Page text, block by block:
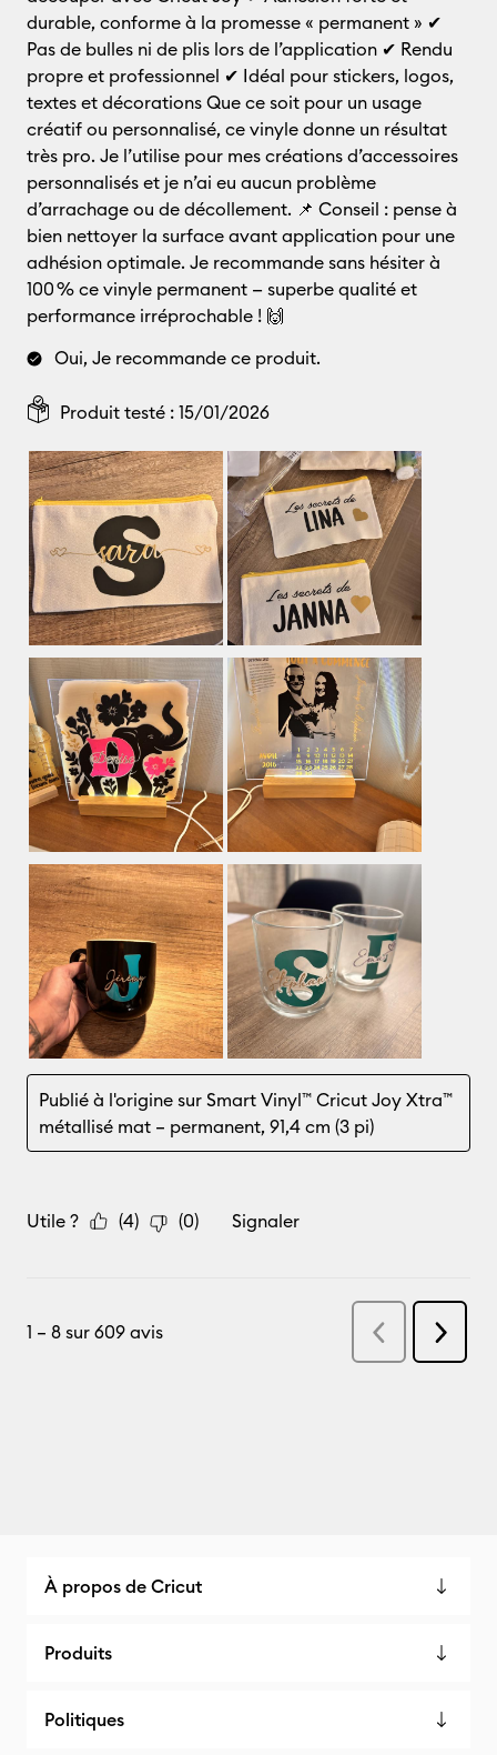
À propos de Cricut
Produits
Politiques